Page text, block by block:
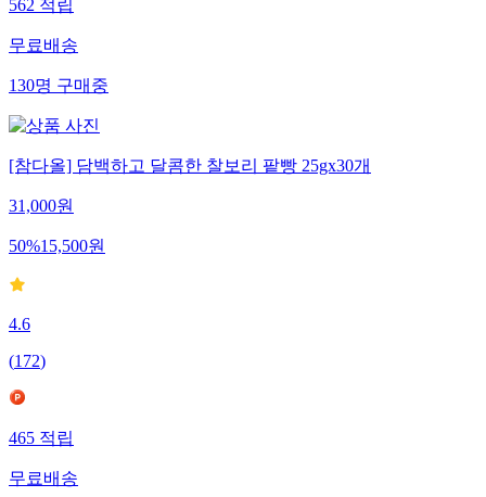
562적립
무료배송
130명구매중
[참다올] 담백하고 달콤한 찰보리 팥빵 25gx30개
31,000원
50%15,500원
4.6
(172)
465적립
무료배송